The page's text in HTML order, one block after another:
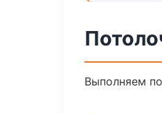
Выполняем